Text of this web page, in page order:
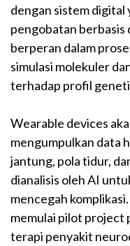
dengan sistem digital
pengobatan berbasis
berperan dalam
simulasi molekuler
terhadap profil
Wearable devices
mengumpulkan data
jantung, pola tidur,
dianalisis oleh AI
mencegah
memulai pilot project
terapi penyakit